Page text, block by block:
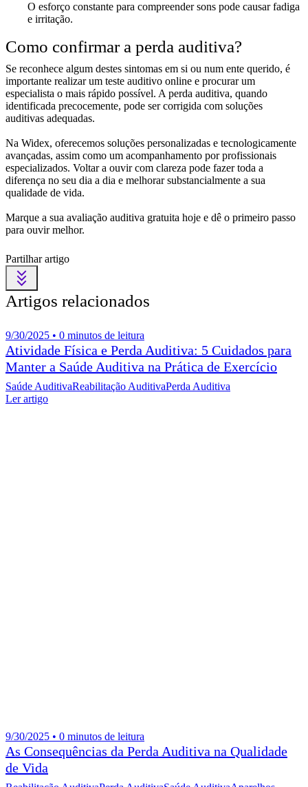
O esforço constante para compreender sons pode causar fadiga
e irritação.
Como confirmar a perda auditiva?
Se reconhece algum destes sintomas em si ou num ente querido, é
importante realizar um teste auditivo online e procurar um
especialista o mais rápido possível. A perda auditiva, quando
identificada precocemente, pode ser corrigida com soluções
auditivas adequadas.
Na Widex, oferecemos soluções personalizadas e tecnologicamente
avançadas, assim como um acompanhamento por profissionais
especializados. Voltar a ouvir com clareza pode fazer toda a
diferença no seu dia a dia e melhorar substancialmente a sua
qualidade de vida.
Marque a sua avaliação auditiva gratuita hoje e dê o primeiro passo
para ouvir melhor.
Partilhar artigo
Artigos relacionados
9/30/2025 • 0 minutos de leitura
Atividade Física e Perda Auditiva: 5 Cuidados para
Manter a Saúde Auditiva na Prática de Exercício
Saúde AuditivaReabilitação AuditivaPerda Auditiva
Ler artigo
9/30/2025 • 0 minutos de leitura
As Consequências da Perda Auditiva na Qualidade
de Vida